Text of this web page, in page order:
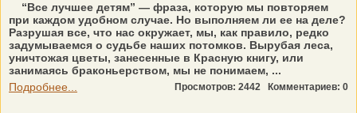
“Все лучшее детям” — фраза, которую мы повторяем
при каждом удобном случае. Но выполняем ли ее на деле?
Разрушая все, что нас окружает, мы, как правило, редко
задумываемся о судьбе наших потомков. Вырубая леса,
уничтожая цветы, занесенные в Красную книгу, или
занимаясь браконьерством, мы не понимаем, ...
Подробнее...
Просмотров: 2442 Комментариев: 0